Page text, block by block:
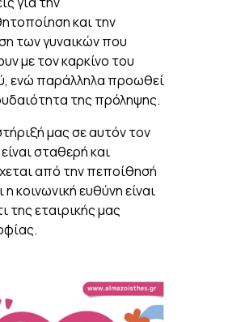
και την
των γυναικών που
με τον καρκίνο του
ενώ παράλληλα προωθεί
της πρόληψης.
μας σε αυτόν τον
σταθερή και
από την πεποίθησή
η κοινωνική ευθύνη είναι
της εταιρικής μας